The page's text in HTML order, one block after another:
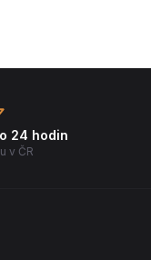
24 hodin
v ČR